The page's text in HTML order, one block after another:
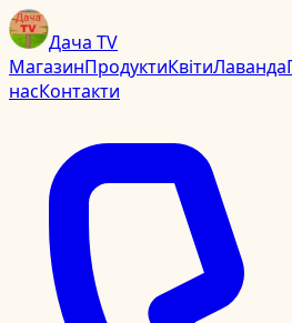
Дача TV
МагазинПродуктиКвітиЛаванда
насКонтакти